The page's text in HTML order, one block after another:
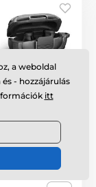
tok,
Buds, fekete
8. 11. Önnél
a weboldal
- hozzájárulás
itt